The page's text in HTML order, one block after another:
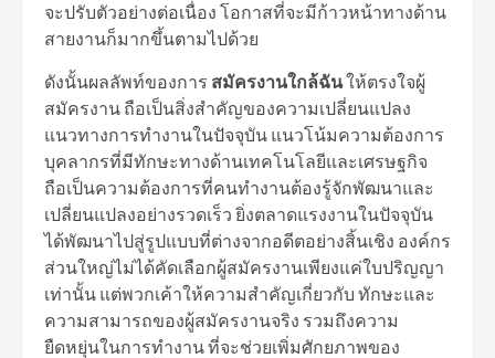
จะปรับตัวอย่างต่อเนื่อง โอกาสที่จะมีก้าวหน้าทางด้าน
สายงานก็มากขึ้นตามไปด้วย
ดังนั้นผลลัพท์ของการ สมัครงานใกล้ฉันให้ตรงใจผู้
สมัครงาน ถือเป็นสิ่งสำคัญของความเปลี่ยนแปลง
แนวทางการทำงานในปัจจุบัน แนวโน้มความต้องการ
บุคลากรที่มีทักษะทางด้านเทคโนโลยีและเศรษฐกิจ
ถือเป็นความต้องการที่คนทำงานต้องรู้จักพัฒนาและ
เปลี่ยนแปลงอย่างรวดเร็ว ยิ่งตลาดแรงงานในปัจจุบัน
ได้พัฒนาไปสู่รูปแบบที่ต่างจากอดีตอย่างสิ้นเชิง องค์กร
ส่วนใหญ่ไม่ได้คัดเลือกผู้สมัครงานเพียงแค่ใบปริญญา
เท่านั้น แต่พวกเค้าให้ความสำคัญเกี่ยวกับ ทักษะและ
ความสามารถของผู้สมัครงานจริง รวมถึงความ
ยืดหยุ่นในการทำงาน ที่จะช่วยเพิ่มศักยภาพของ